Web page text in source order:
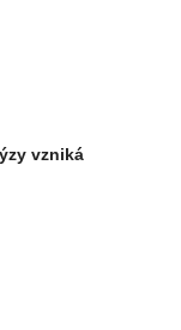
vzniká